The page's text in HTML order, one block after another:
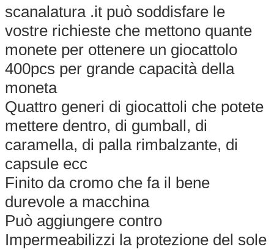
scanalatura .it può soddisfare le
vostre richieste che mettono quante
monete per ottenere un giocattolo
400pcs per grande capacità della
moneta
Quattro generi di giocattoli che potete
mettere dentro, di gumball, di
caramella, di palla rimbalzante, di
capsule ecc
Finito da cromo che fa il bene
durevole a macchina
Può aggiungere contro
Impermeabilizzi la protezione del sole